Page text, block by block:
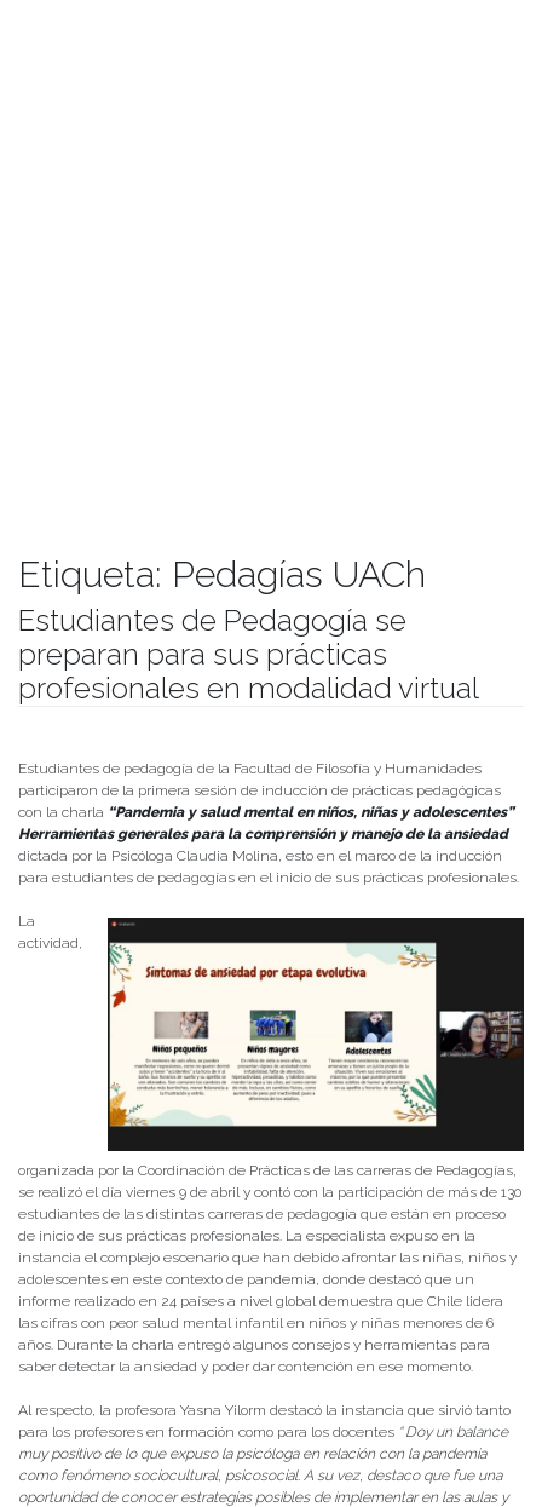
Etiqueta: Pedagías UACh
Estudiantes de Pedagogía se
preparan para sus prácticas
profesionales en modalidad virtual
Estudiantes de pedagogía de la Facultad de Filosofía y Humanidades
participaron de la primera sesión de inducción de prácticas pedagógicas
con la charla “Pandemia y salud mental en niños, niñas y adolescentes”
Herramientas generales para la comprensión y manejo de la ansiedad
dictada por la Psicóloga Claudia Molina, esto en el marco de la inducción
para estudiantes de pedagogías en el inicio de sus prácticas profesionales.
La
actividad,
organizada por la Coordinación de Prácticas de las carreras de Pedagogías,
se realizó el día viernes 9 de abril y contó con la participación de más de 130
estudiantes de las distintas carreras de pedagogía que están en proceso
de inicio de sus prácticas profesionales. La especialista expuso en la
instancia el complejo escenario que han debido afrontar las niñas, niños y
adolescentes en este contexto de pandemia, donde destacó que un
informe realizado en 24 países a nivel global demuestra que Chile lidera
las cifras con peor salud mental infantil en niños y niñas menores de 6
años. Durante la charla entregó algunos consejos y herramientas para
saber detectar la ansiedad y poder dar contención en ese momento.
Al respecto, la profesora Yasna Yilorm destacó la instancia que sirvió tanto
para los profesores en formación como para los docentes “ Doy un balance
muy positivo de lo que expuso la psicóloga en relación con la pandemia
como fenómeno sociocultural, psicosocial. A su vez, destaco que fue una
oportunidad de conocer estrategias posibles de implementar en las aulas y